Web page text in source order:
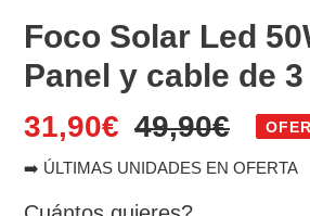
Foco Solar Led
Panel y cable de
Precio
de
31,90€ Precio
habitual
49,90€
➡️ ÚLTIMAS UNIDADES EN OFERTA